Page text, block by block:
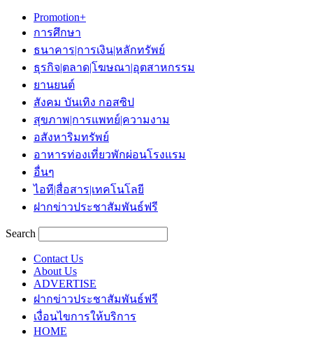
Promotion+
การศึกษา
ธนาคาร|การเงิน|หลักทรัพย์
ธุรกิจ|ตลาด|โฆษณา|อุตสาหกรรม
ยานยนต์
สังคม บันเทิง กอสซิป
สุขภาพ|การแพทย์|ความงาม
อสังหาริมทรัพย์
อาหารท่องเที่ยวพักผ่อนโรงแรม
อื่นๆ
ไอที|สื่อสาร|เทคโนโลยี
ฝากข่าวประชาสัมพันธ์ฟรี
Search
Contact Us
About Us
ADVERTISE
ฝากข่าวประชาสัมพันธ์ฟรี
เงื่อนไขการให้บริการ
HOME